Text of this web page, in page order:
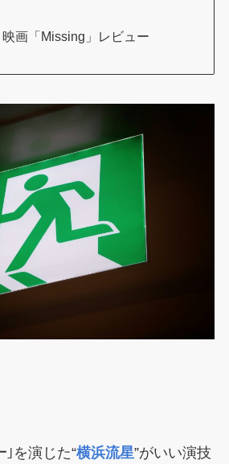
映画「Missing」レビュー
｣を演じた“横浜流星”がいい演技